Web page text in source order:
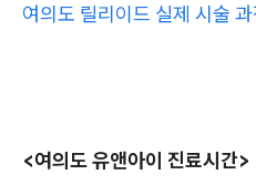
여의도 릴리이드 실제 시술
<여의도 유앤아이 진료시간>